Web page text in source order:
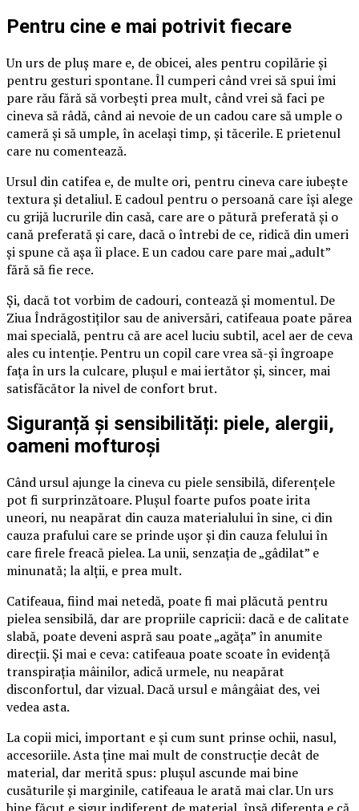
Pentru cine e mai potrivit fiecare
Un urs de pluș mare e, de obicei, ales pentru copilărie și
pentru gesturi spontane. Îl cumperi când vrei să spui îmi
pare rău fără să vorbești prea mult, când vrei să faci pe
cineva să râdă, când ai nevoie de un cadou care să umple o
cameră și să umple, în același timp, și tăcerile. E prietenul
care nu comentează.
Ursul din catifea e, de multe ori, pentru cineva care iubește
textura și detaliul. E cadoul pentru o persoană care își alege
cu grijă lucrurile din casă, care are o pătură preferată și o
cană preferată și care, dacă o întrebi de ce, ridică din umeri
și spune că așa îi place. E un cadou care pare mai „adult”
fără să fie rece.
Și, dacă tot vorbim de cadouri, contează și momentul. De
Ziua Îndrăgostiților sau de aniversări, catifeaua poate părea
mai specială, pentru că are acel luciu subtil, acel aer de ceva
ales cu intenție. Pentru un copil care vrea să-și îngroape
fața în urs la culcare, plușul e mai iertător și, sincer, mai
satisfăcător la nivel de confort brut.
Siguranță și sensibilități: piele, alergii,
oameni mofturoși
Când ursul ajunge la cineva cu piele sensibilă, diferențele
pot fi surprinzătoare. Plușul foarte pufos poate irita
uneori, nu neapărat din cauza materialului în sine, ci din
cauza prafului care se prinde ușor și din cauza felului în
care firele freacă pielea. La unii, senzația de „gâdilat” e
minunată; la alții, e prea mult.
Catifeaua, fiind mai netedă, poate fi mai plăcută pentru
pielea sensibilă, dar are propriile capricii: dacă e de calitate
slabă, poate deveni aspră sau poate „agăța” în anumite
direcții. Și mai e ceva: catifeaua poate scoate în evidență
transpirația mâinilor, adică urmele, nu neapărat
disconfortul, dar vizual. Dacă ursul e mângâiat des, vei
vedea asta.
La copii mici, important e și cum sunt prinse ochii, nasul,
accesoriile. Asta ține mai mult de construcție decât de
material, dar merită spus: plușul ascunde mai bine
cusăturile și marginile, catifeaua le arată mai clar. Un urs